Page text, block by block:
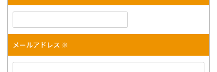
メールアドレス ※